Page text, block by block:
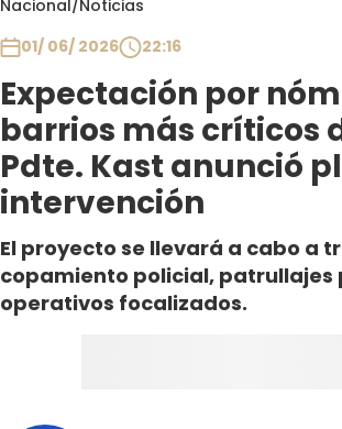
Nacional/Noticias
01/ 06/ 2026
22:16
Expectación por
barrios más críticos
Pdte. Kast anunció
intervención
El proyecto se llevará a cabo a
copamiento policial, patrullajes
operativos focalizados.
Club De La Comedia
Contigo en Directo
Plan Perfecto
El Tiempo
Sabingo
Todos Los Programas